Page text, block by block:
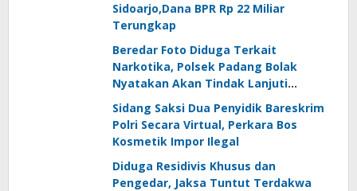
Sidoarjo,Dana BPR Rp 22 Miliar
Terungkap
Beredar Foto Diduga Terkait
Narkotika, Polsek Padang Bolak
Nyatakan Akan Tindak Lanjuti
Informasi Masyarakat
Sidang Saksi Dua Penyidik Bareskrim
Polri Secara Virtual, Perkara Bos
Kosmetik Impor Ilegal
Diduga Residivis Khusus dan
Pengedar, Jaksa Tuntut Terdakwa